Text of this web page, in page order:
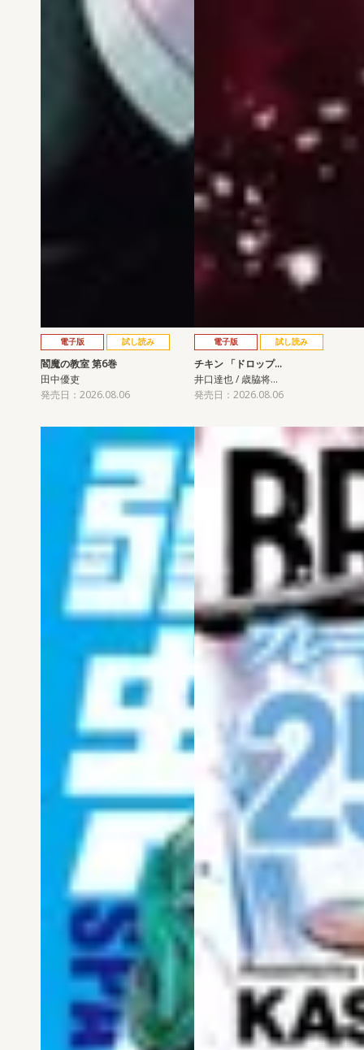
電子版 試し読み
閻魔の教室 第6巻
田中優吏
発売日：2026.08.06
電子版 試し読み
チキン 「ドロップ…
井口達也 / 歳脇将…
発売日：2026.08.06